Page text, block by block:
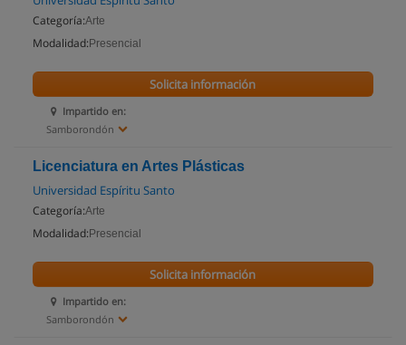
Categoría:Arte
Modalidad: Presencial
Impartido en:
Samborondón
Solicita información
Licenciatura en Artes Plásticas
Universidad Espíritu Santo
Categoría:Arte
Modalidad: Presencial
Impartido en:
Samborondón
Solicita información